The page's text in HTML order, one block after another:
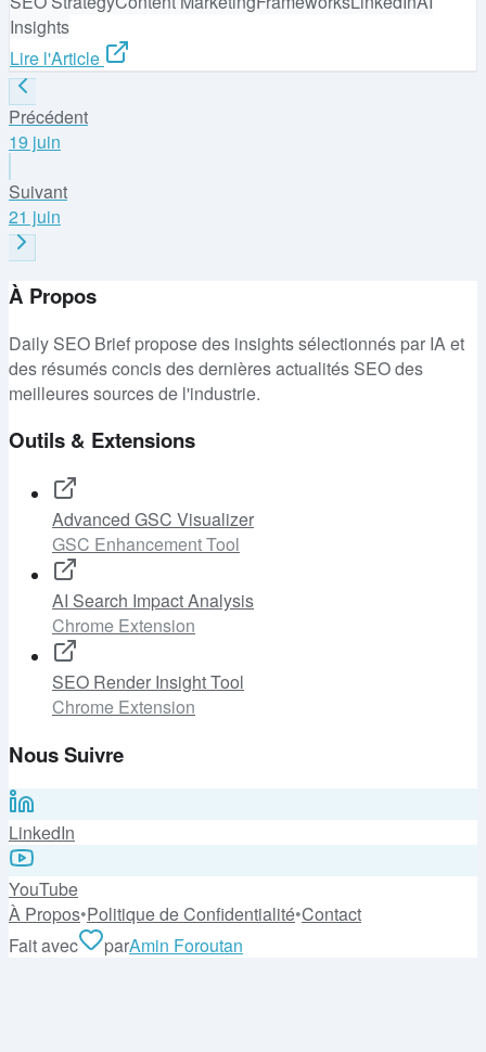
Insights
Lire l'Article
Précédent
19 juin
Suivant
21 juin
À Propos
Daily SEO Brief propose des insights sélectionnés par IA et
des résumés concis des dernières actualités SEO des
meilleures sources de l'industrie.
Outils & Extensions
Advanced GSC Visualizer
GSC Enhancement Tool
AI Search Impact Analysis
Chrome Extension
SEO Render Insight Tool
Chrome Extension
Nous Suivre
LinkedIn
YouTube
À Propos•Politique de Confidentialité•Contact
Fait avec
parAmin Foroutan